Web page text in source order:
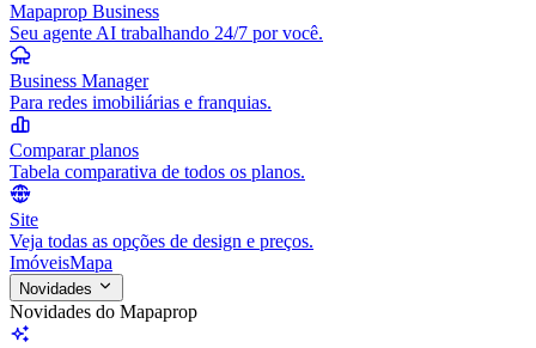
Mapaprop Business
Seu agente AI trabalhando 24/7 por você.
Business Manager
Para redes imobiliárias e franquias.
Comparar planos
Tabela comparativa de todos os planos.
Site
Veja todas as opções de design e preços.
ImóveisMapa
Novidades
Novidades do Mapaprop